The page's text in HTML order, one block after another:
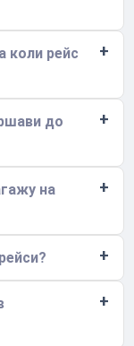
коли рейс
до
на